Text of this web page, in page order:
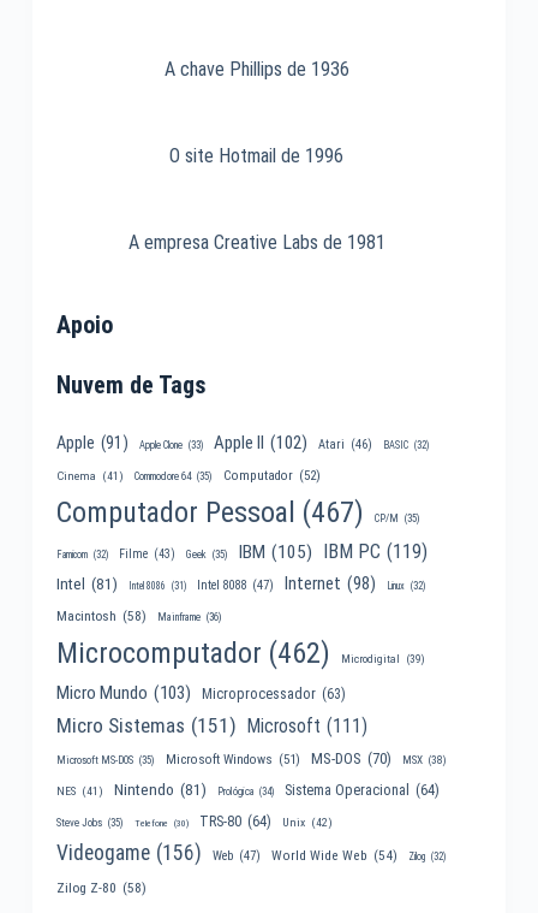
A chave Phillips de 1936
O site Hotmail de 1996
A empresa Creative Labs de 1981
Apoio
Nuvem de Tags
Apple (91) Apple Clone (33) Apple II (102) Atari (46) BASIC (32)
Cinema (41) Commodore 64 (35) Computador (52)
Computador Pessoal (467) CP/M (35)
Famicom (32) Filme (43) Geek (35) IBM (105) IBM PC (119)
Intel (81) Intel 8086 (31) Intel 8088 (47) Internet (98) Linux (32)
Macintosh (58) Mainframe (36)
Microcomputador (462) Microdigital (39)
Micro Mundo (103) Microprocessador (63)
Micro Sistemas (151) Microsoft (111)
Microsoft MS-DOS (35) Microsoft Windows (51) MS-DOS (70) MSX (38)
NES (41) Nintendo (81) Prológica (34) Sistema Operacional (64)
Steve Jobs (35) Telefone (30) TRS-80 (64) Unix (42)
Videogame (156) Web (47) World Wide Web (54) Zilog (32)
Zilog Z-80 (58)